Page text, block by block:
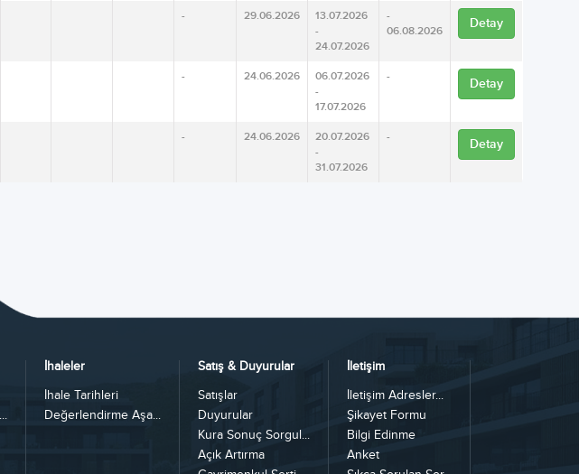
- 29.06.2026
13.07.2026
-
24.07.2026
-
06.08.2026
Detay
- 24.06.2026
06.07.2026
-
17.07.2026
- Detay
- 24.06.2026
20.07.2026
-
31.07.2026
- Detay
İhaleler
İhale Tarihleri
Değerlendirme Aşa...
Satış & Duyurular
Satışlar
Duyurular
Kura Sonuç Sorgul...
Açık Artırma
İletişim
İletişim Adresler...
Şikayet Formu
Bilgi Edinme
Anket